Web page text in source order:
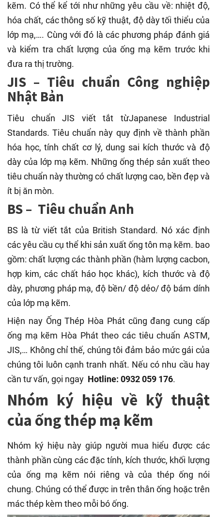
kẽm. Có thể kể tới như những yêu cầu về: nhiệt độ,
hóa chất, các thông số kỹ thuật, độ dày tối thiểu của
lớp mạ,…. Cùng với đó là các phương pháp đánh giá
và kiểm tra chất lượng của ống mạ kẽm trước khi
đưa ra thị trường.
JIS – Tiêu chuẩn Công nghiệp
Nhật Bản
Tiêu chuẩn JIS viết tắt từJapanese Industrial
Standards. Tiêu chuẩn này quy định về thành phần
hóa học, tính chất cơ lý, dung sai kích thước và độ
dày của lớp mạ kẽm. Những ống thép sản xuất theo
tiêu chuẩn này thường có chất lượng cao, bền đẹp và
ít bị ăn mòn.
BS – Tiêu chuẩn Anh
BS là từ viết tắt của British Standard. Nó xác định
các yêu cầu cụ thể khi sản xuất ống tôn mạ kẽm. bao
gồm: chất lượng các thành phần (hàm lượng cacbon,
hợp kim, các chất háo học khác), kích thước và độ
dày, phương pháp mạ, độ bền/ độ dẻo/ độ bám dính
của lớp mạ kẽm.
Hiện nay Ống Thép Hòa Phát cũng đang cung cấp
ống mạ kẽm Hòa Phát theo các tiêu chuẩn ASTM,
JIS,… Không chỉ thế, chúng tôi đảm bảo mức gái của
chúng tôi luôn cạnh tranh nhất. Nếu có nhu cầu hay
cần tư vấn, gọi ngay Hotline: 0932 059 176.
Nhóm ký hiệu về kỹ thuật
của ống thép mạ kẽm
Nhóm ký hiệu này giúp người mua hiểu được các
thành phần cùng các đặc tính, kích thước, khối lượng
của ống mạ kẽm nói riêng và của thép ống nói
chung. Chúng có thể được in trên thân ống hoặc trên
mác thép kèm theo mỗi bó ống.